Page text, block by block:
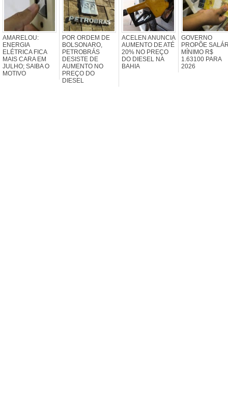
AMARELOU:
ENERGIA
ELÉTRICA FICA
MAIS CARA EM
JULHO; SAIBA O
MOTIVO
POR ORDEM DE
BOLSONARO,
PETROBRÁS
DESISTE DE
AUMENTO NO
PREÇO DO
DIESEL
ACELEN ANUNCIA
AUMENTO DE ATÉ
20% NO PREÇO
DO DIESEL NA
BAHIA
GOVERNO
PROPÕE
MÍNIMO R$
1.63100 PARA
2026